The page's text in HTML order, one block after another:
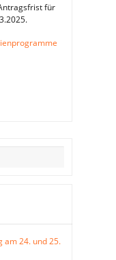
für
am 24. und 25.